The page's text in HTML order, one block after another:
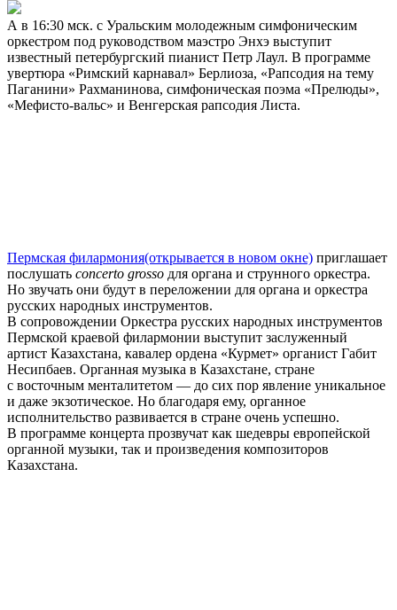
А в 16:30 мск. с Уральским молодежным симфоническим
оркестром под руководством маэстро Энхэ выступит
известный петербургский пианист Петр Лаул. В программе
увертюра «Римский карнавал» Берлиоза, «Рапсодия на тему
Паганини» Рахманинова, симфоническая поэма «Прелюды»,
«Мефисто-вальс» и Венгерская рапсодия Листа.
Пермская филармония(открывается в новом окне) приглашает
послушать concerto grosso для органа и струнного оркестра.
Но звучать они будут в переложении для органа и оркестра
русских народных инструментов.
В сопровождении Оркестра русских народных инструментов
Пермской краевой филармонии выступит заслуженный
артист Казахстана, кавалер ордена «Курмет» органист Габит
Несипбаев. Органная музыка в Казахстане, стране
с восточным менталитетом — до сих пор явление уникальное
и даже экзотическое. Но благодаря ему, органное
исполнительство развивается в стране очень успешно.
В программе концерта прозвучат как шедевры европейской
органной музыки, так и произведения композиторов
Казахстана.